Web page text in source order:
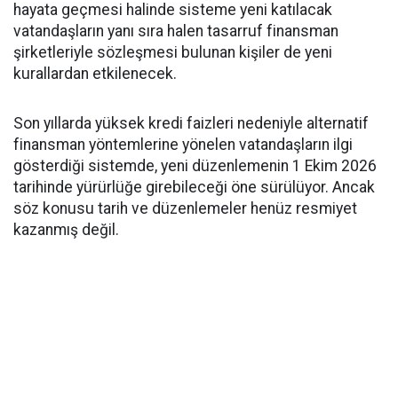
hayata geçmesi halinde sisteme yeni katılacak
vatandaşların yanı sıra halen tasarruf finansman
şirketleriyle sözleşmesi bulunan kişiler de yeni
kurallardan etkilenecek.
Son yıllarda yüksek kredi faizleri nedeniyle alternatif
finansman yöntemlerine yönelen vatandaşların ilgi
gösterdiği sistemde, yeni düzenlemenin 1 Ekim 2026
tarihinde yürürlüğe girebileceği öne sürülüyor. Ancak
söz konusu tarih ve düzenlemeler henüz resmiyet
kazanmış değil.